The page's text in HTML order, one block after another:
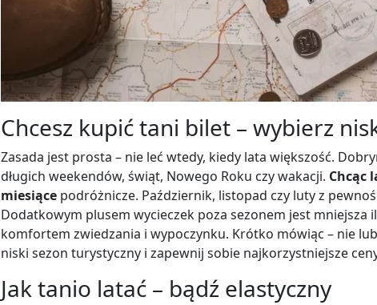
Chcesz kupić tani bilet – wybierz
Zasada jest prosta – nie leć wtedy, kiedy lata większość.
długich weekendów, świąt, Nowego Roku czy wakacji. Chcąc
miesiącepodróżnicze. Październik, listopad czy luty z
Dodatkowym plusem wycieczek poza sezonem jest mniejsza
komfortem zwiedzania i wypoczynku. Krótko mówiąc – nie
niski sezon turystyczny i zapewnij sobie najkorzystniejsze
Jak tanio latać – bądź elastyczny